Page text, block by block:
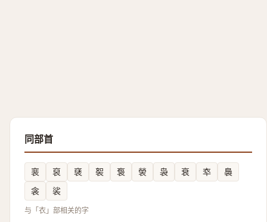
同部首
裵 裒 褎 䘫 袌 褮 袅 衰 䘚
䙚
衾
裟
与「衣」部相关的字